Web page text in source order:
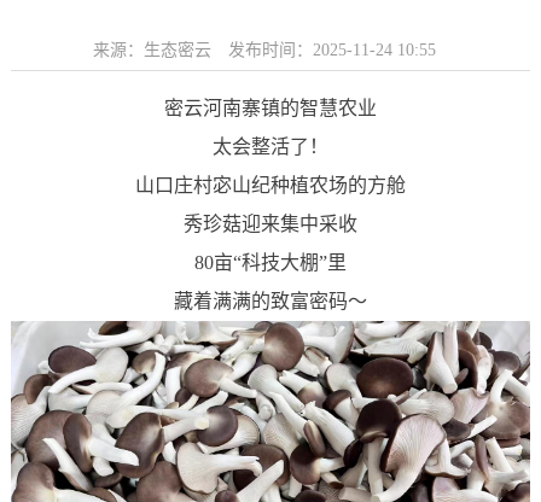
来源：生态密云 发布时间：2025-11-24 10:55
密云河南寨镇的智慧农业
太会整活了！
山口庄村宓山纪种植农场的方舱
秀珍菇迎来集中采收
80亩“科技大棚”里
藏着满满的致富密码～